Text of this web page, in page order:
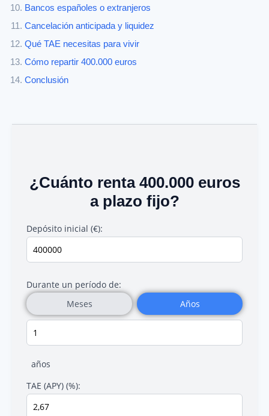
Bancos españoles o extranjeros
Cancelación anticipada y liquidez
Qué TAE necesitas para vivir
Cómo repartir 400.000 euros
Conclusión
¿Cuánto renta 400.000 euros
a plazo fijo?
Depósito inicial (€):
Durante un período de:
Meses
Años
años
TAE (APY) (%):